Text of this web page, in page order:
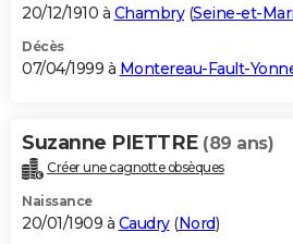
20/12/1910 à Chambry(Seine-et-
Décès
07/04/1999 à Montereau-Fault-
Suzanne PIETTRE (89 ans)
Créer une cagnotte obsèques
Naissance
20/01/1909 à Caudry(Nord)